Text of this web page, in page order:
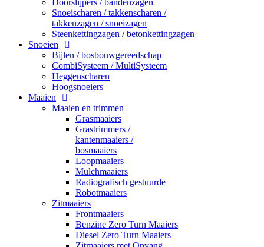
Doorslijpers / bandenzagen
Snoeischaren / takkenscharen /
takkenzagen / snoeizagen
Steenkettingzagen / betonkettingzagen
Snoeien
Bijlen / bosbouwgereedschap
CombiSysteem / MultiSysteem
Heggenscharen
Hoogsnoeiers
Maaien
Maaien en trimmen
Grasmaaiers
Grastrimmers /
kantenmaaiers /
bosmaaiers
Loopmaaiers
Mulchmaaiers
Radiografisch gestuurde
Robotmaaiers
Zitmaaiers
Frontmaaiers
Benzine Zero Turn Maaiers
Diesel Zero Turn Maaiers